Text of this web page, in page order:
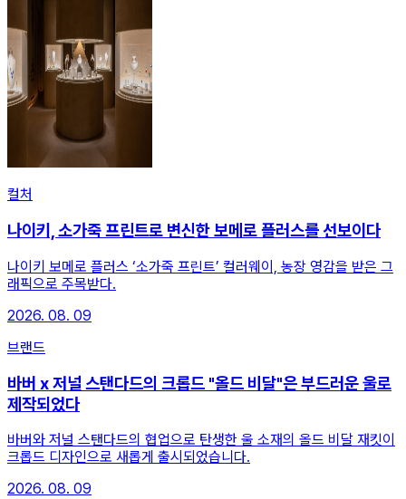
컬처
나이키, 소가죽 프린트로 변신한 보메로 플러스를 선보이다
나이키 보메로 플러스 ‘소가죽 프린트’ 컬러웨이, 농장 영감을 받은 그
래픽으로 주목받다.
2026. 08. 09
브랜드
바버 x 저널 스탠다드의 크롭드 "올드 비달"은 부드러운 울로
제작되었다
바버와 저널 스탠다드의 협업으로 탄생한 울 소재의 올드 비달 재킷이
크롭드 디자인으로 새롭게 출시되었습니다.
2026. 08. 09